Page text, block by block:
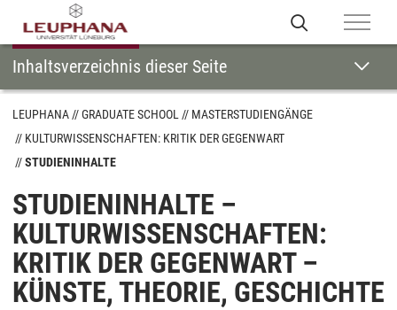
LEUPHANA GRADUATE SCHOOL
MASTERSTUDIENGÄNGE
KULTURWISSENSCHAFTEN: KRITIK DER GEGENWART
STUDIENINHALTE
STUDIENINHALTE –
KULTURWISSENSCHAFTEN:
KRITIK DER GEGENWART –
KÜNSTE, THEORIE, GESCHICHTE
Inhaltsverzeichnis dieser Seite